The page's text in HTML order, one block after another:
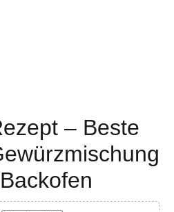
– Beste